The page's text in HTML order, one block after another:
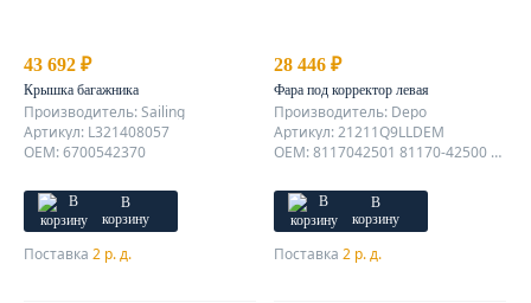
43 692 ₽
Крышка багажника
Производитель: Sailing
Артикул: L321408057
OEM: 6700542370
В
корзину
Поставка 2 р. д.
28 446 ₽
Фара под корректор левая
Производитель: Depo
Артикул: 21211Q9LLDEM
OEM: 8117042501 81170-42500 8117042500
В
корзину
Поставка 2 р. д.